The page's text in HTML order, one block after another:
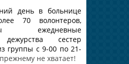
день в больнице
70 волонтеров,
ежедневные
сестер
группы с 9-00 по 21-
не хватает!